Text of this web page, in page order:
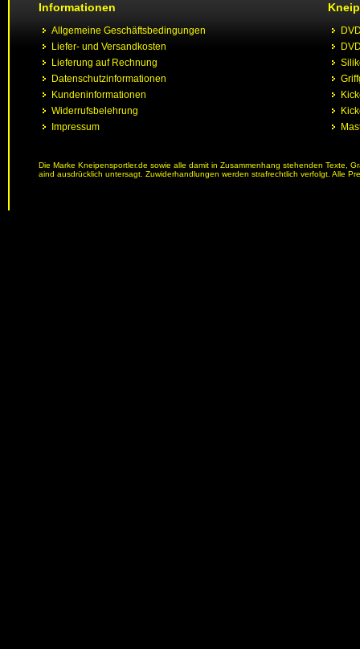
Informationen
Allgemeine Geschäftsbedingungen
Liefer- und Versandkosten
Lieferung auf Rechnung
Datenschutzinformationen
Kundeninformationen
Widerrufsbelehrung
Impressum
Die Marke Kneipensportler.de sowie alle damit in Zusammenhang stehenden Texte,
aind ausdrücklich untersagt. Zuwiderhandlungen werden strafrechtlich verfolgt. Alle